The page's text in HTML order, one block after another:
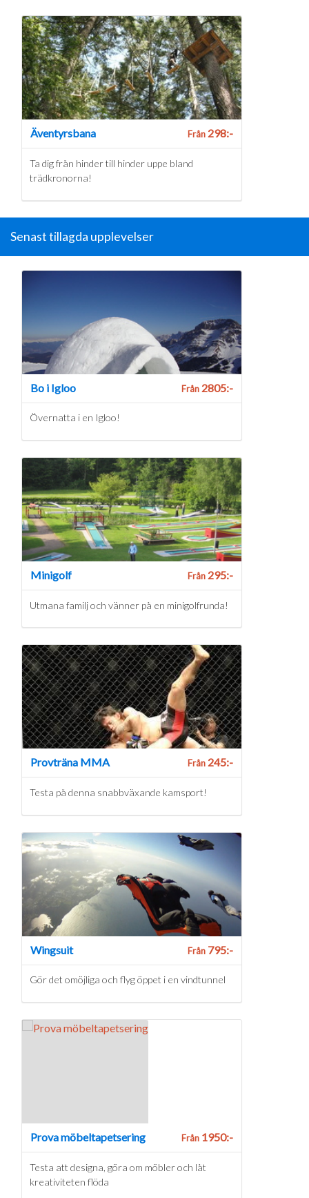
Äventyrsbana Från298:-
Ta dig från hinder till hinder uppe bland
trädkronorna!
Senast tillagda upplevelser
Bo i Igloo Från2805:-
Övernatta i en Igloo!
Minigolf Från295:-
Utmana familj och vänner på en minigolfrunda!
Provträna MMA Från245:-
Testa på denna snabbväxande kamsport!
Wingsuit Från795:-
Gör det omöjliga och flyg öppet i en vindtunnel
Prova möbeltapetsering Från1950:-
Testa att designa, göra om möbler och låt
kreativiteten flöda